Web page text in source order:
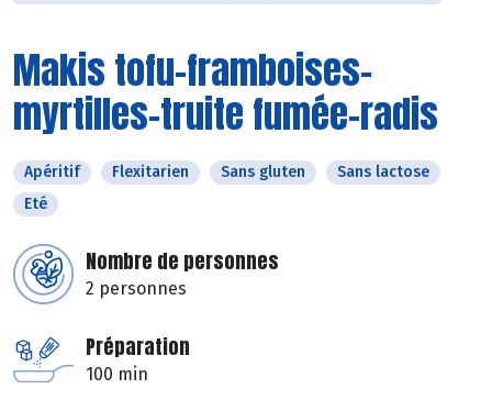
Makis tofu-framboises-
myrtilles-truite fumée-radis
Apéritif Flexitarien Sans gluten
Sans lactose
Eté
Nombre de personnes
2 personnes
Préparation
100 min